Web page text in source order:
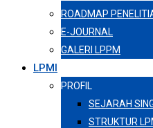
ROADMAP
E-JOURNAL
GALERI LPPM
LPMI
PROFIL
SEJARAH
STRUKTUR